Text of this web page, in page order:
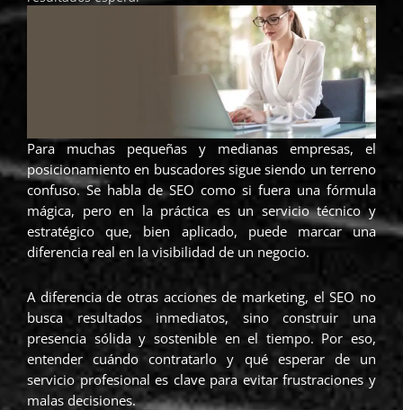
o
a
p
p
o
r
a
m
o
o
o
k
o
e
r
o
l
n
e
d
i
n
Para muchas pequeñas y medianas empresas, el
posicionamiento en buscadores sigue siendo un terreno
confuso. Se habla de SEO como si fuera una fórmula
mágica, pero en la práctica es un servicio técnico y
estratégico que, bien aplicado, puede marcar una
diferencia real en la visibilidad de un negocio.
A diferencia de otras acciones de marketing, el SEO no
busca resultados inmediatos, sino construir una
presencia sólida y sostenible en el tiempo. Por eso,
entender cuándo contratarlo y qué esperar de un
servicio profesional es clave para evitar frustraciones y
malas decisiones.